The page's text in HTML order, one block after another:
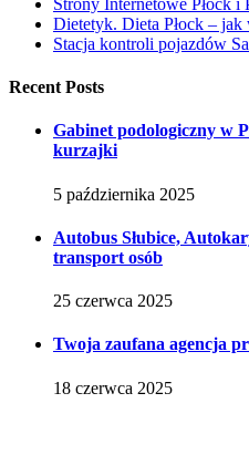
Dietetyk. Dieta Płock – jak
Stacja kontroli pojazdów
Recent Posts
Gabinet podologiczny w
kurzajki
5 października 2025
Autobus Słubice,
transport osób
25 czerwca 2025
Twoja zaufana agencja
18 czerwca 2025